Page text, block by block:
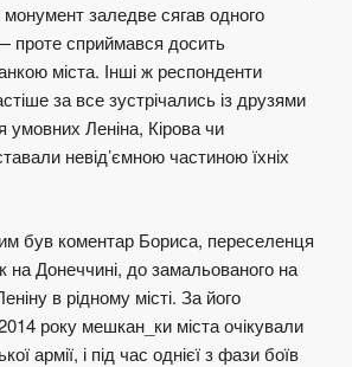
заледве сягав одного
проте сприймався досить
міста. Інші ж респонденти
за все зустрічались із друзями
умовних Леніна, Кірова чи
невід’ємною частиною їхніх
був коментар Бориса, переселенця
на Донеччині, до замальованого на
в рідному місті. За його
року мешкан_ки міста очікували
армії, і під час однієї з фази боїв